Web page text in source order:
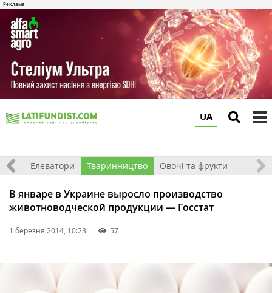
UA
Елеватори Тваринництво Овочі та фрукти
В январе в Украине выросло производство
животноводческой продукции — Госстат
1 березня 2014, 10:23 57